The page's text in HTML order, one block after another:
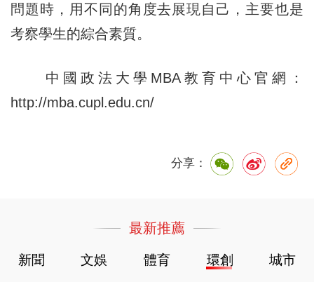
問題時，用不同的角度去展現自己，主要也是
考察學生的綜合素質。
中國政法大學MBA教育中心官網：
http://mba.cupl.edu.cn/
分享：
最新推薦
新聞 文娛 體育 環創 城市